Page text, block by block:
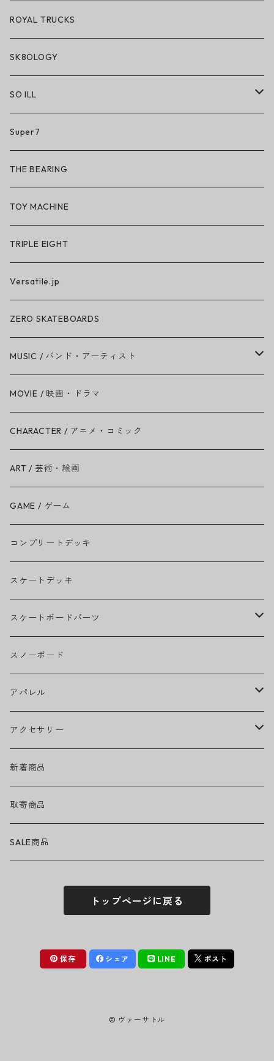
ROYAL TRUCKS
SK8OLOGY
SO ILL
So iLL
So iLL × ON THE ROAM
BN3TH × So iLL × ON THE ROAM
Super7
THE BEARING
TOY MACHINE
TRIPLE EIGHT
Versatile.jp
ZERO SKATEBOARDS
MUSIC / バンド・アーティスト
Amy Winehouse
Ariana Grande
BAD RELIGION
BEASTIE BOYS
THE BEATLES
BILLIE EILISH
BOB MARLEY
CAMILA CABELLO
Ed Sheeran
EMINEM
GREEN DAY
GUNS N' ROSES
LADY GAGA
MICHAEL JACKSON
MY CHEMICAL ROMANCE
MOVIE / 映画・ドラマ
CHARACTER / アニメ・コミック
ART / 芸術・絵画
GAME / ゲーム
コンプリートデッキ
スケートデッキ
スケートボードパーツ
グリップテープ
ウィール
ベアリング
トラック
ヘルメット・プロテクター
アクセサリー・小物
スノーボード
アパレル
ヘッドウェア
キャップ
ハット
ネックウェア
トップス
Tシャツ・ロングTシャツ
ボトムス
パンツ・ズボン
アクセサリー
ハードグッズ
バッグ・ポーチ
サングラス
フィギュア
新着商品
取寄商品
SALE商品
トップページに戻る
保存 シェア LINE ポスト
© ヴァーサトル